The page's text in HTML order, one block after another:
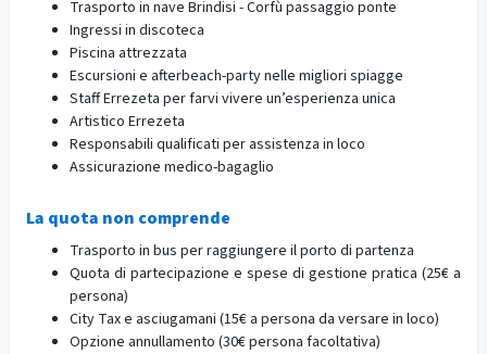
Trasporto in nave Brindisi - Corfù passaggio ponte
Ingressi in discoteca
Piscina attrezzata
Escursioni e afterbeach-party nelle migliori spiagge
Staff Errezeta per farvi vivere un’esperienza unica
Artistico Errezeta
Responsabili qualificati per assistenza in loco
Assicurazione medico-bagaglio
La quota non comprende
Trasporto in bus per raggiungere il porto di partenza
Quota di partecipazione e spese di gestione pratica (25€ a
persona)
City Tax e asciugamani (15€ a persona da versare in loco)
Opzione annullamento (30€ persona facoltativa)